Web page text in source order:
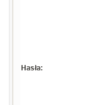
Hasła: